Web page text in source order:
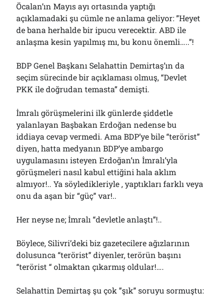
Öcalan’ın Mayıs ayı ortasında yaptığı
açıklamadaki şu cümle ne anlama geliyor: ”Heyet
de bana herhalde bir ipucu verecektir. ABD ile
anlaşma kesin yapılmış mı, bu konu önemli…..”!
BDP Genel Başkanı Selahattin Demirtaş’ın da
seçim sürecinde bir açıklaması olmuş, “Devlet
PKK ile doğrudan temasta” demişti.
İmralı görüşmelerini ilk günlerde şiddetle
yalanlayan Başbakan Erdoğan nedense bu
iddiaya cevap vermedi. Ama BDP’ye bile “terörist”
diyen, hatta medyanın BDP’ye ambargo
uygulamasını isteyen Erdoğan’ın İmralı’yla
görüşmeleri nasıl kabul ettiğini hala aklım
almıyor!.. Ya söyledikleriyle , yaptıkları farklı veya
onu da aşan bir “güç” var!..
Her neyse ne; İmralı “devletle anlaştı”!..
Böylece, Silivri’deki biz gazetecilere ağızlarının
dolusunca “terörist” diyenler, terörün başını
“terörist “ olmaktan çıkarmış oldular!….
Selahattin Demirtaş şu çok ”şık” soruyu sormuştu: